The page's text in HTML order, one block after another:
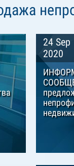
24 Sep
2020